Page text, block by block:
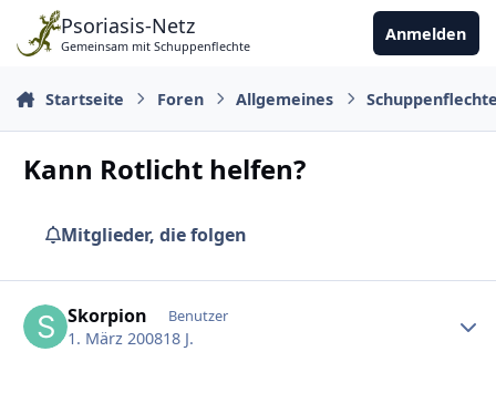
Zu Inhalt springen
Psoriasis-Netz
Gemeinsam mit Schuppenflechte
Anmelden
Startseite Foren Allgemeines
Kann Rotlicht helfen?
Mitglieder, die folgen
Skorpion Benutzer
1. März 200818 J.